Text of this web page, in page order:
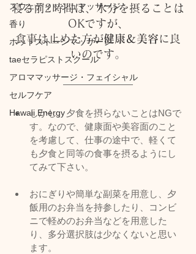
スウェディッシュマッサージ
香り
ホットストーンマッサージ
taeセラピストスクール
アロママッサージ・フェイシャル
セルフケア
Hawaii Energy
寝る前2時間は、水分を摂ることは
OKですが、
食事は止めた方が健康＆美容に良
いのです。
しかし、夕食を摂らないことはNGで
す。なので、健康面や美容面のこと
を考慮して、仕事の途中で、軽くて
も夕食と同等の食事を摂るようにし
てみて下さい。
おにぎりや簡単な副菜を用意し、夕
飯用のお弁当を持参したり、コンビ
ニで軽めのお弁当などを用意した
り、多分選択肢は少なくないと思い
ます。